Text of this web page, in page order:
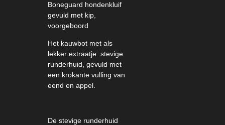
Boneguard hondenkluif
gevuld met kip,
voorgeboord
Het kauwbot met als
lekker extraatje: stevige
runderhuid, gevuld met
een krokante vulling van
eend en appel.
De stevige runderhuid